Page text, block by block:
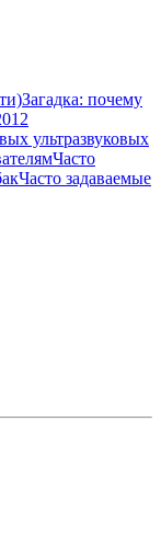
Загадка: почему
ультразвуковых
Часто
Часто задаваемые